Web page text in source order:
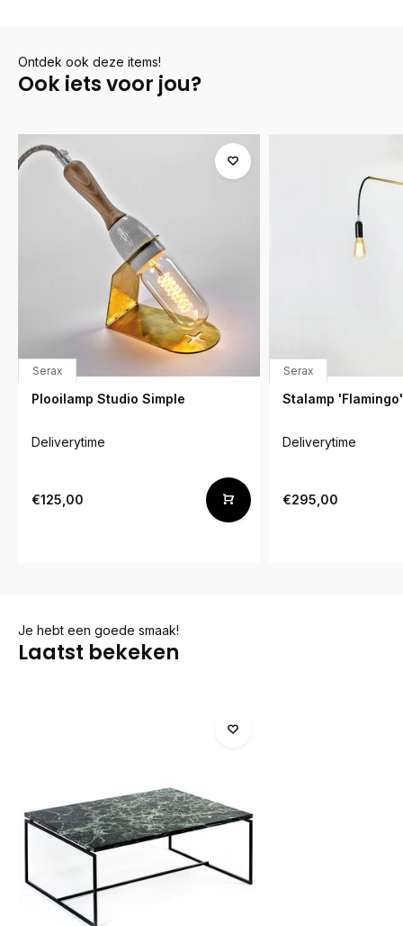
Ontdek ook deze items!
Ook iets voor jou?
Serax
Plooilamp Studio Simple
Deliverytime
€125,00
Serax
Stalamp 'Flamingo'
Deliverytime
€295,00
Je hebt een goede smaak!
Laatst bekeken